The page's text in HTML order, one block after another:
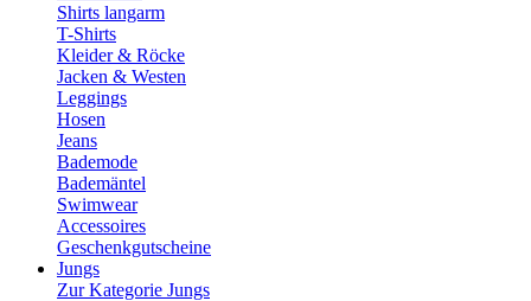
Shirts langarm
T-Shirts
Kleider & Röcke
Jacken & Westen
Leggings
Hosen
Jeans
Bademode
Bademäntel
Swimwear
Accessoires
Geschenkgutscheine
Jungs
Zur Kategorie Jungs